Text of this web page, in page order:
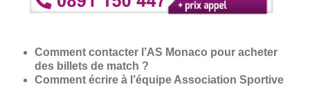
Comment contacter l’AS Monaco pour acheter
des billets de match ?
Comment écrire à l’équipe Association Sportive